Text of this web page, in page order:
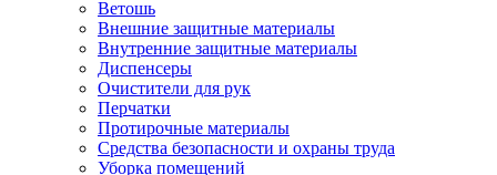
Ветошь
Внешние защитные материалы
Внутренние защитные материалы
Диспенсеры
Очистители для рук
Перчатки
Протирочные материалы
Средства безопасности и охраны труда
Уборка помещений